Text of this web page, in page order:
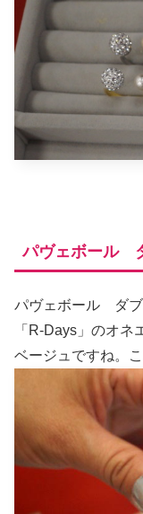
パヴェボール
パヴェボール ダブ
「R-Days」のオネ
ベージュですね。